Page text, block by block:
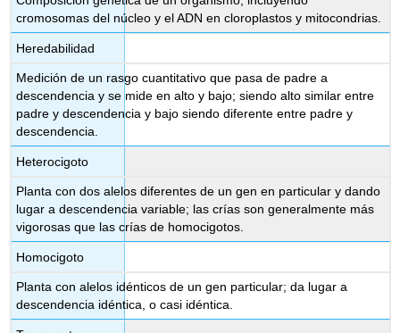
cromosomas del núcleo y el ADN en cloroplastos y mitocondrias.
Heredabilidad
Medición de un rasgo cuantitativo que pasa de padre a
descendencia y se mide en alto y bajo; siendo alto similar entre
padre y descendencia y bajo siendo diferente entre padre y
descendencia.
Heterocigoto
Planta con dos alelos diferentes de un gen en particular y dando
lugar a descendencia variable; las crías son generalmente más
vigorosas que las crías de homocigotos.
Homocigoto
Planta con alelos idénticos de un gen particular; da lugar a
descendencia idéntica, o casi idéntica.